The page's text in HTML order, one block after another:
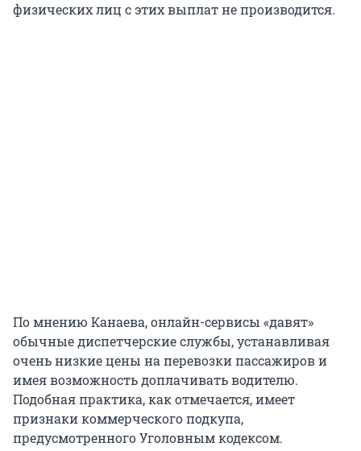
физических лиц с этих выплат не производится.
По мнению Канаева, онлайн-сервисы «давят»
обычные диспетчерские службы, устанавливая
очень низкие цены на перевозки пассажиров и
имея возможность доплачивать водителю.
Подобная практика, как отмечается, имеет
признаки коммерческого подкупа,
предусмотренного Уголовным кодексом.